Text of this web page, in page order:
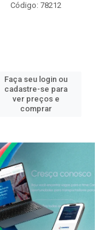
Código: 78212
Faça seu login ou
cadastre-se para
ver preços e
comprar